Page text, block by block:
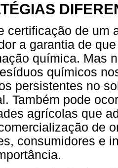
certificação de um
a garantia de
química. Mas
químicos
persistentes no
Também pode
agrícolas que
de
consumidores e